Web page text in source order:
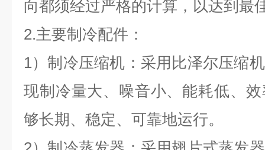
向都须经过严格的计算，以达到最
2.主要制冷配件：
1）制冷压缩机：采用比泽尔压缩
现制冷量大、噪音小、能耗低、
够长期、稳定、可靠地运行。